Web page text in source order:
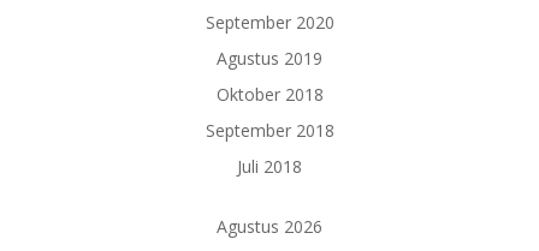
September 2020
Agustus 2019
Oktober 2018
September 2018
Juli 2018
Agustus 2026